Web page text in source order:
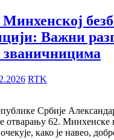
Важни
званичницима
RTK
Србије
отварању 62. Минхенске
како је навео,